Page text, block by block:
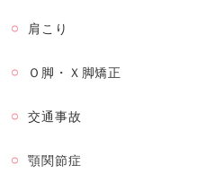
肩こり
Ｏ脚・Ｘ脚矯正
交通事故
顎関節症